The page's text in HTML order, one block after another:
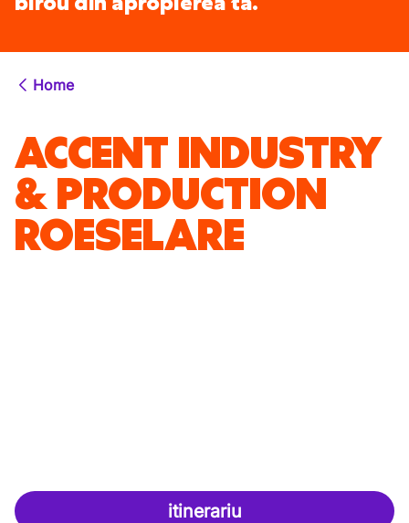
Home
ACCENT INDUSTRY
& PRODUCTION
ROESELARE
itinerariu